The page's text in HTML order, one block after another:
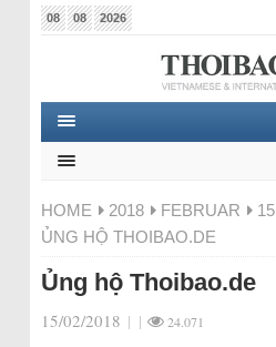
08 08 2026
HOME 2018 FEBRUAR 15
ỦNG HỘ THOIBAO.DE
Ủng hộ Thoibao.de
15/02/2018 | | 24.071